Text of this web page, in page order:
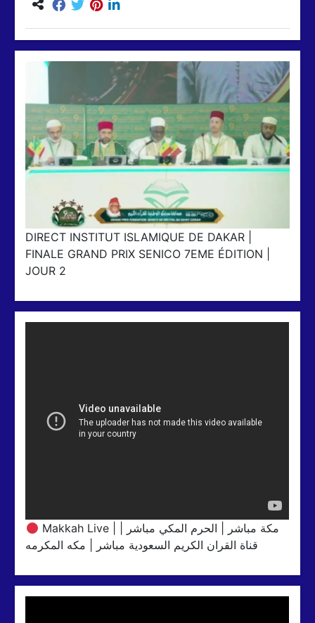
DIRECT INSTITUT ISLAMIQUE DE DAKAR |
FINALE GRAND PRIX SENICO 7EME ÉDITION |
JOUR 2
Makkah Live | مكة مباشر | الحرم المكي مباشر |
قناة القران الكريم السعودية مباشر | مكه المكرمه